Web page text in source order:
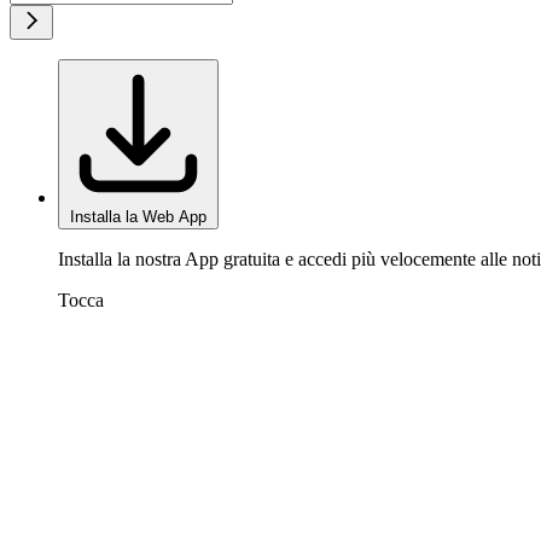
Installa la Web App
Installa la nostra App gratuita e accedi più velocemente alle
Tocca